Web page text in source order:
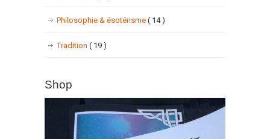
Philosophie & ésotérisme ( 14 )
Tradition ( 19 )
Shop